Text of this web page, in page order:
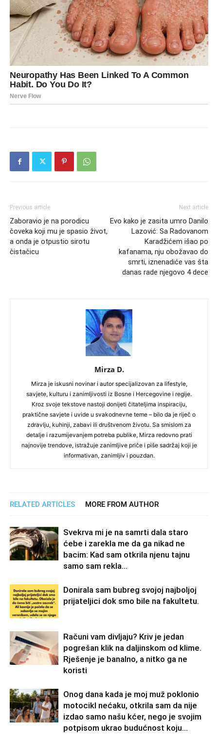
Previous article
Zaboravio je na porodicu
čoveka koji mu je spasio život,
a onda je otpustio sirotu
čistačicu
Next article
Evo kako je zasita umro Danilo
Lazović: Sa Radovanom
Karadžićem išao po
kafanama, nju obožavao do
smrti, iznenadiće vas šta
danas rade njegovo 4 dece
Mirza D.
Mirza je iskusni novinar i autor specijalizovan za lifestyle,
savjete, kulturu i zanimljivosti iz Bosne i Hercegovine i regije.
Kroz svoje tekstove nastoji donijeti čitateljima inspiraciju,
praktične savjete i uvide u svakodnevne teme – bilo da je riječ o
zdravlju, kuhinji, zabavi ili društvenom životu. Sa smislom za
detalje i razumijevanjem potreba publike, Mirza redovno prati
najnovije trendove, istražuje zanimljive priče i piše sadržaj koji je
informativan, zanimljiv i pouzdan.
RELATED ARTICLES MORE FROM AUTHOR
Svekrva mi je na samrti dala staro
ćebe i zarekla me da ga nikad ne
bacim: Kad sam otkrila njenu tajnu
samo sam rekla...
Donirala sam bubreg svojoj najboljoj
prijateljici dok smo bile na fakultetu.
Računi vam divljaju? Kriv je jedan
pogrešan klik na daljinskom od klime.
Rješenje je banalno, a nitko ga ne
koristi
Onog dana kada je moj muž poklonio
motocikl nećaku, otkrila sam da nije
izdao samo našu kćer, nego je svojim
potpisom ukrao budućnost koju...